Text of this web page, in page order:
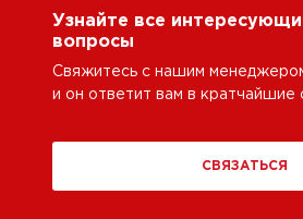
Узнайте все
вопросы
Свяжитесь с нашим
и он ответит вам в кратчайшие
СВЯЗАТЬСЯ